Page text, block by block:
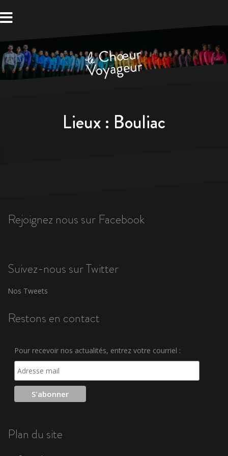
au
Lieux : Bouliac
Rejoignez nous sur Facebook
Suivez-nous sur Twitter
Nos Tweets
Restons en contact
Pour recevoir nos actualités, entrez votre courriel :
Plan du site